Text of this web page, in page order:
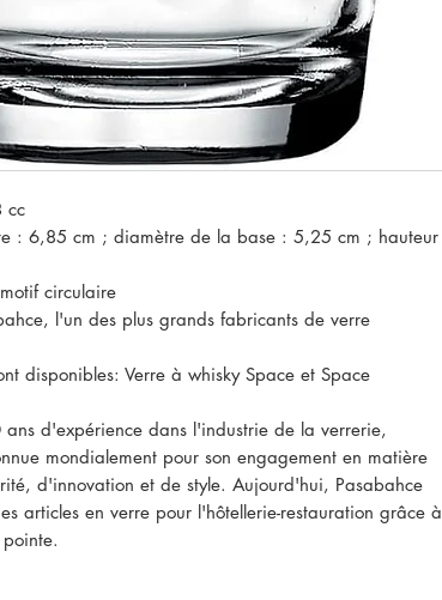
cc
: 6,85 cm ; diamètre de la base : 5,25 cm ; hauteur
circulaire
l'un des plus grands fabricants de verre
disponibles: Verre à whisky Space et Space
ans d'expérience dans l'industrie de la verrerie,
mondialement pour son engagement en matière
d'innovation et de style. Aujourd'hui, Pasabahce
articles en verre pour l'hôtellerie-restauration grâce à